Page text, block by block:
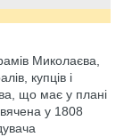
Миколаєва,
купців і
що має у плані
у 1808